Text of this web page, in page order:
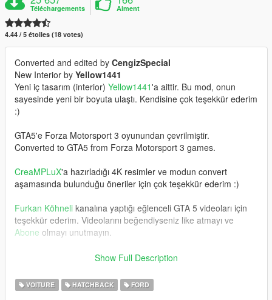
Téléchargements Aiment
4.44 / 5 étoiles (18 votes)
Converted and edited by CengizSpecial
New Interior by Yellow1441
Yeni iç tasarım (interior) Yellow1441'a aittir. Bu mod, onun
sayesinde yeni bir boyuta ulaştı. Kendisine çok teşekkür ederim
:)
GTA5'e Forza Motorsport 3 oyunundan çevrilmiştir.
Converted to GTA5 from Forza Motorsport 3 games.
CreaMPLuX'a hazırladığı 4K resimler ve modun convert
aşamasında bulunduğu öneriler için çok teşekkür ederim :)
Furkan Köhneli kanalına yaptığı eğlenceli GTA 5 videoları için
teşekkür ederim. Videolarını beğendiyseniz like atmayı ve
Abone olmayı unutmayın.
Yeni İç tasarım eklendi. ✓
> New Interior has been added! ✓
Show Full Description
VOITURE HATCHBACK FORD